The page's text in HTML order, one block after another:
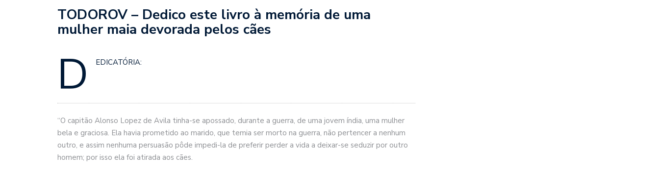
TODOROV – Dedico este livro à memória de uma
mulher maia devorada pelos cães
D EDICATÓRIA:
“O capitão Alonso Lopez de Avila tinha-se apossado, durante a guerra, de uma jovem índia, uma mulher
bela e graciosa. Ela havia prometido ao marido, que temia ser morto na guerra, não pertencer a nenhum
outro, e assim nenhuma persuasão pôde impedi-la de preferir perder a vida a deixar-se seduzir por outro
homem; por isso ela foi atirada aos cães.